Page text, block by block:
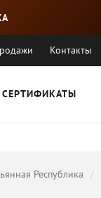
Контакты
СЕРТИФИКАТЫ
Республика